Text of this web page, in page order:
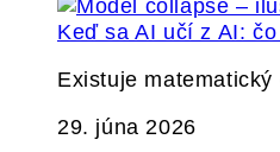
Keď sa AI učí z AI:
Existuje
29. júna 2026